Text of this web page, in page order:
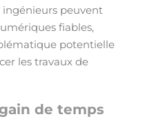
ingénieurs peuvent
fiables,
potentielle
les travaux de
de temps